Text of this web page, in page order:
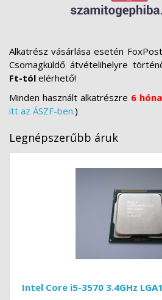
Alkatrész vásárlása esetén
Csomagküldő átvételihelyre
Ft-tól elérhető!
Minden használt alkatrészre 6
itt az ÁSZF-ben.)
Legnépszerűbb áruk
Intel Core i5-3570 3.4GHz